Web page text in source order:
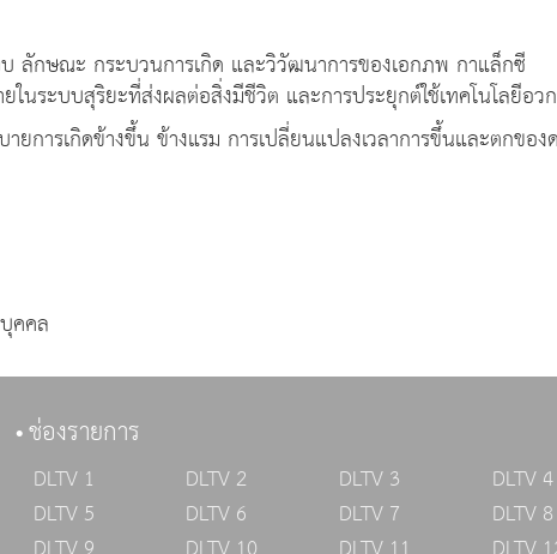
ลักษณะ กระบวนการเกิด และวิวัฒนาการของเอกภพ กาแล็กซี
ระบบสุริยะที่ส่งผลต่อสิ่งมีชีวิต และการประยุกต์ใช้เทคโนโลยีอว
รเกิดข้างขึ้น ข้างแรม การเปลี่ยนแปลงเวลาการขึ้นและตกของ
คคล
ช่องรายการ
DLTV 1 DLTV 2 DLTV 3
DLTV 4
DLTV 5
DLTV 6 DLTV 7
DLTV 8